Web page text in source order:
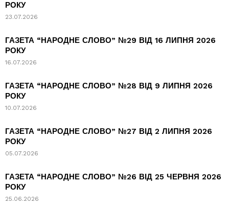
РОКУ
23.07.2026
ГАЗЕТА “НАРОДНЕ СЛОВО” №29 ВІД 16 ЛИПНЯ 2026
РОКУ
16.07.2026
ГАЗЕТА “НАРОДНЕ СЛОВО” №28 ВІД 9 ЛИПНЯ 2026
РОКУ
10.07.2026
ГАЗЕТА “НАРОДНЕ СЛОВО” №27 ВІД 2 ЛИПНЯ 2026
РОКУ
05.07.2026
ГАЗЕТА “НАРОДНЕ СЛОВО” №26 ВІД 25 ЧЕРВНЯ 2026
РОКУ
25.06.2026